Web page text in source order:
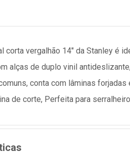
corta vergalhão 14" da Stanley é
alças de duplo vinil
conta com lâminas
de corte, Perfeita para